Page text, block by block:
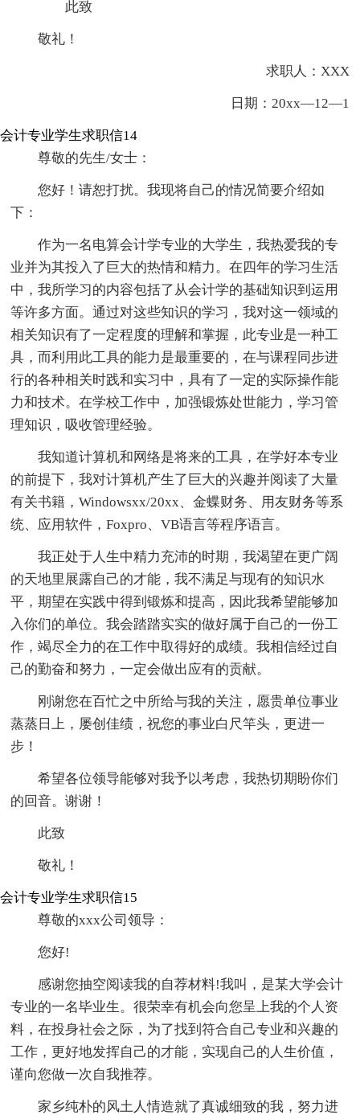
此致
敬礼！
求职人：XXX
日期：20xx—12—1
会计专业学生求职信14
尊敬的先生/女士：
您好！请恕打扰。我现将自己的情况简要介绍如
下：
作为一名电算会计学专业的大学生，我热爱我的专
业并为其投入了巨大的热情和精力。在四年的学习生活
中，我所学习的内容包括了从会计学的基础知识到运用
等许多方面。通过对这些知识的学习，我对这一领域的
相关知识有了一定程度的理解和掌握，此专业是一种工
具，而利用此工具的能力是最重要的，在与课程同步进
行的各种相关时践和实习中，具有了一定的实际操作能
力和技术。在学校工作中，加强锻炼处世能力，学习管
理知识，吸收管理经验。
我知道计算机和网络是将来的工具，在学好本专业
的前提下，我对计算机产生了巨大的兴趣并阅读了大量
有关书籍，Windowsxx/20xx、金蝶财务、用友财务等系
统、应用软件，Foxpro、VB语言等程序语言。
我正处于人生中精力充沛的时期，我渴望在更广阔
的天地里展露自己的才能，我不满足与现有的知识水
平，期望在实践中得到锻炼和提高，因此我希望能够加
入你们的单位。我会踏踏实实的做好属于自己的一份工
作，竭尽全力的在工作中取得好的成绩。我相信经过自
己的勤奋和努力，一定会做出应有的贡献。
刚谢您在百忙之中所给与我的关注，愿贵单位事业
蒸蒸日上，屡创佳绩，祝您的事业白尺竿头，更进一
步！
希望各位领导能够对我予以考虑，我热切期盼你们
的回音。谢谢！
此致
敬礼！
会计专业学生求职信15
尊敬的xxx公司领导：
您好!
感谢您抽空阅读我的自荐材料!我叫，是某大学会计
专业的一名毕业生。很荣幸有机会向您呈上我的个人资
料，在投身社会之际，为了找到符合自己专业和兴趣的
工作，更好地发挥自己的才能，实现自己的人生价值，
谨向您做一次自我推荐。
家乡纯朴的风土人情造就了真诚细致的我，努力进